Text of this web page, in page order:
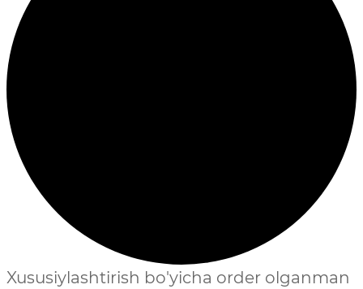
Xususiylashtirish bo'yicha order olganman